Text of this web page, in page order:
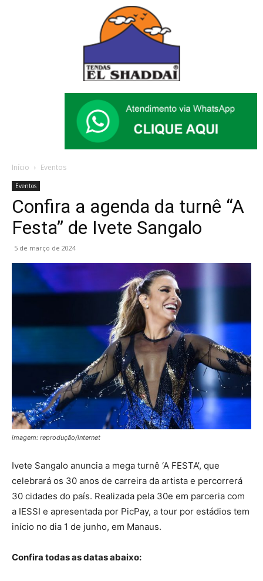
Início Eventos
Eventos
Confira a agenda da turnê “A
Festa” de Ivete Sangalo
5 de março de 2024
imagem: reprodução/internet
Ivete Sangalo anuncia a mega turnê ‘A FESTA’, que
celebrará os 30 anos de carreira da artista e percorrerá
30 cidades do país. Realizada pela 30e em parceria com
a IESSI e apresentada por PicPay, a tour por estádios tem
início no dia 1 de junho, em Manaus.
Confira todas as datas abaixo: